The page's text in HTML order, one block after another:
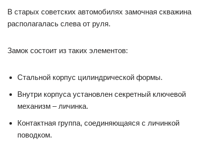
В старых советских автомобилях замочная скважина
располагалась слева от руля.
Замок состоит из таких элементов:
Стальной корпус цилиндрической формы.
Внутри корпуса установлен секретный ключевой
механизм – личинка.
Контактная группа, соединяющаяся с личинкой
поводком.